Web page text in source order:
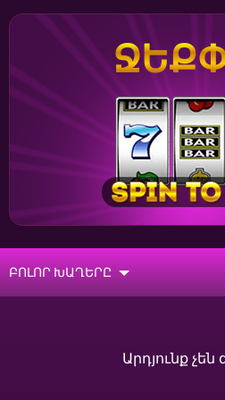
ԲՈԼՈՐ ԽԱՂԵՐԸ
Արդյունք չեն